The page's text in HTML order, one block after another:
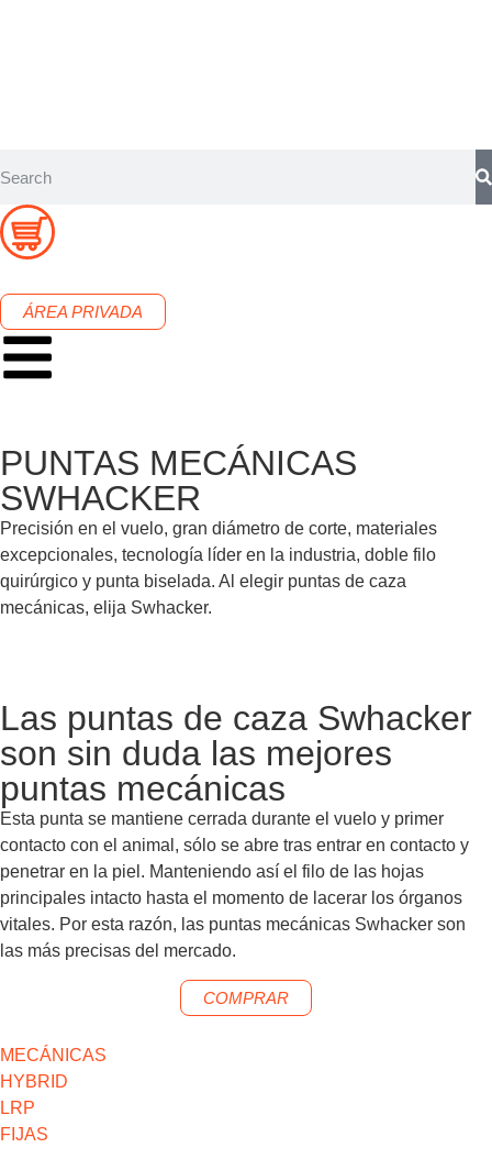
ÁREA PRIVADA
PUNTAS MECÁNICAS
SWHACKER
Precisión en el vuelo, gran diámetro de corte, materiales
excepcionales, tecnología líder en la industria, doble filo
quirúrgico y punta biselada. Al elegir puntas de caza
mecánicas, elija Swhacker.
Las puntas de caza Swhacker
son sin duda las mejores
puntas mecánicas
Esta punta se mantiene cerrada durante el vuelo y primer
contacto con el animal, sólo se abre tras entrar en contacto y
penetrar en la piel. Manteniendo así el filo de las hojas
principales intacto hasta el momento de lacerar los órganos
vitales. Por esta razón, las puntas mecánicas Swhacker son
las más precisas del mercado.
COMPRAR
MECÁNICAS
HYBRID
LRP
FIJAS